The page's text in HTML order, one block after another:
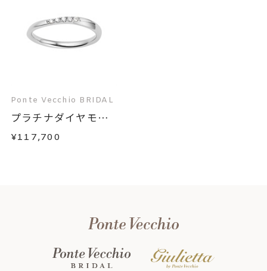
Ponte Vecchio BRIDAL
プラチナダイヤモン
ド...
¥117,700